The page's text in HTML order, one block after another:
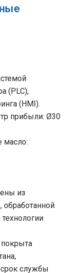
(PLC),
(HMI).
прибыли: Ø30
масло:
из
обработанной
службы